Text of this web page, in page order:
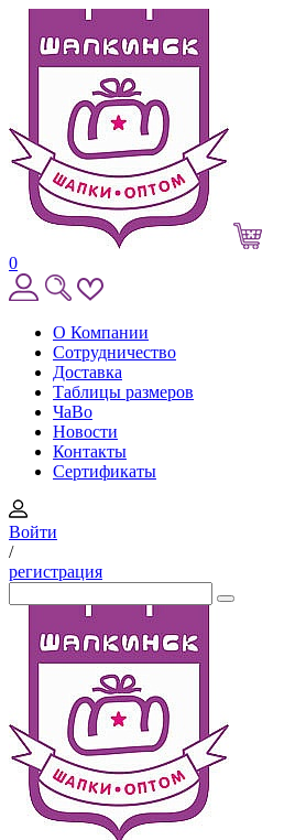
0
О Компании
Сотрудничество
Доставка
Таблицы размеров
ЧаВо
Новости
Контакты
Сертификаты
Войти
/
регистрация